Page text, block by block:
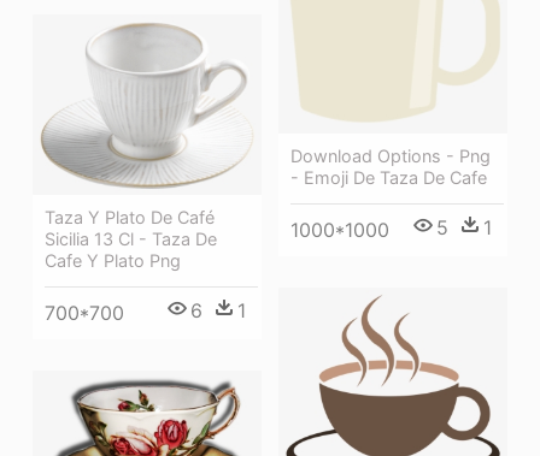
Download Options - Png
- Emoji De Taza De Cafe
1000*1000 5 1
Taza Y Plato De Café
Sicilia 13 Cl - Taza De
Cafe Y Plato Png
700*700 6 1